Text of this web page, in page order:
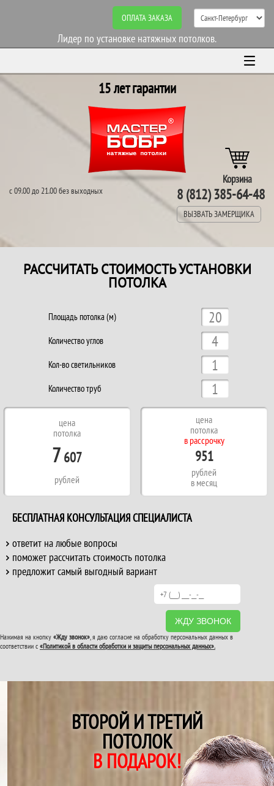
ОПЛАТА ЗАКАЗА
Лидер по установке натяжных потолков.
15 лет гарантии
Корзина
с 09.00 до 21.00 без выходных 8 (812) 385-64-48
ВЫЗВАТЬ ЗАМЕРЩИКА
ВТОРОЙ И ТРЕТИЙ
ПОТОЛОК
В ПОДАРОК!
РАССЧИТАТЬ СТОИМОСТЬ УСТАНОВКИ
ПОТОЛКА
Площадь потолка (м)
Количество углов
Кол-во светильников
Количество труб
цена
потолка
7 607
рублей
цена
потолка
в рассрочку
951
рублей
в месяц
БЕСПЛАТНАЯ КОНСУЛЬТАЦИЯ СПЕЦИАЛИСТА
ответит на любые вопросы
поможет рассчитать стоимость потолка
предложит самый выгодный вариант
ЖДУ ЗВОНОК
Нажимая на кнопку «Жду звонок», я даю согласие на обработку персональных данных в
соответствии с «Политикой в области обработки и защиты персональных данных».